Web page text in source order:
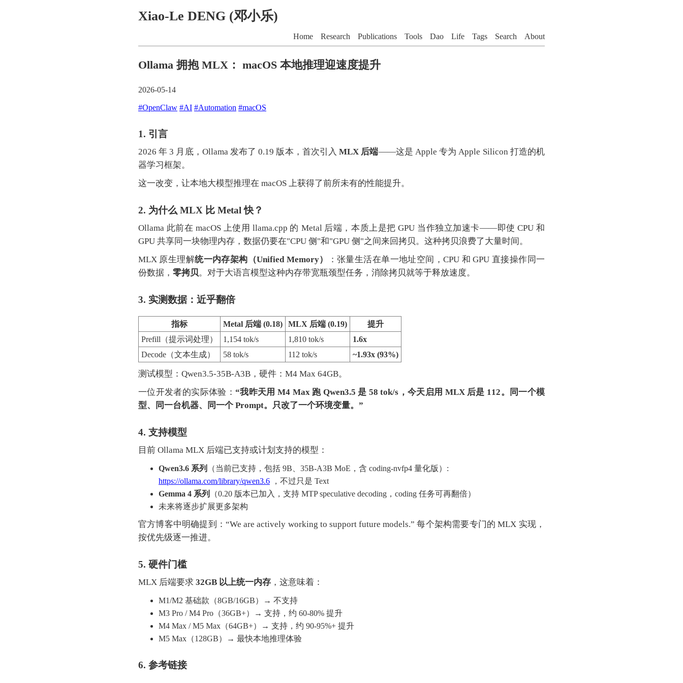
Xiao-Le DENG (邓小乐)
Home Research Publications Tools Dao Life Tags Search About
Ollama 拥抱 MLX： macOS 本地推理迎速度提升
2026-05-14
#OpenClaw #AI #Automation #macOS
1. 引言
2026 年 3 月底，Ollama 发布了 0.19 版本，首次引入MLX 后端——这是 Apple 专为 Apple Silicon 打造的机
器学习框架。
这一改变，让本地大模型推理在 macOS 上获得了前所未有的性能提升。
2. 为什么 MLX 比 Metal 快？
Ollama 此前在 macOS 上使用 llama.cpp 的 Metal 后端，本质上是把 GPU 当作独立加速卡——即使 CPU 和
GPU 共享同一块物理内存，数据仍要在"CPU 侧"和"GPU 侧"之间来回拷贝。这种拷贝浪费了大量时间。
MLX 原生理解统一内存架构（Unified Memory）
：张量生活在单一地址空间，CPU 和 GPU 直接操作同一
份数据， 零拷贝。对于大语言模型这种内存带宽瓶颈型任务，消除拷贝就等于释放速度。
3. 实测数据：近乎翻倍
指标 Metal 后端 (0.18) MLX 后端 (0.19)
提升
Prefill（提示词处理）
1,154 tok/s 1,810 tok/s
1.6x
Decode（文本生成）
58 tok/s 112 tok/s ~1.93x (93%)
测试模型：Qwen3.5-35B-A3B，硬件：M4 Max 64GB。
一位开发者的实际体验：“我昨天用 M4 Max 跑 Qwen3.5 是 58 tok/s，今天启用 MLX 后是 112。同一个模
型、同一台机器、同一个 Prompt。只改了一个环境变量。”
4. 支持模型
目前 Ollama MLX 后端已支持或计划支持的模型：
Qwen3.6 系列
（当前已支持，包括 9B、35B-A3B MoE，含 coding-nvfp4 量化版）:
https://ollama.com/library/qwen3.6 ，不过只是 Text
Gemma 4 系列
（0.20 版本已加入，支持 MTP speculative decoding，coding 任务可再翻倍）
未来将逐步扩展更多架构
官方博客中明确提到：“We are actively working to support future models.” 每个架构需要专门的 MLX 实现，
按优先级逐一推进。
5. 硬件门槛
MLX 后端要求 32GB 以上统一内存 ，这意味着：
M1/M2 基础款（8GB/16GB）→ 不支持
M3 Pro / M4 Pro（36GB+）→ 支持，约 60-80% 提升
M4 Max / M5 Max（64GB+）→ 支持，约 90-95%+ 提升
M5 Max（128GB）→ 最快本地推理体验
6. 参考链接